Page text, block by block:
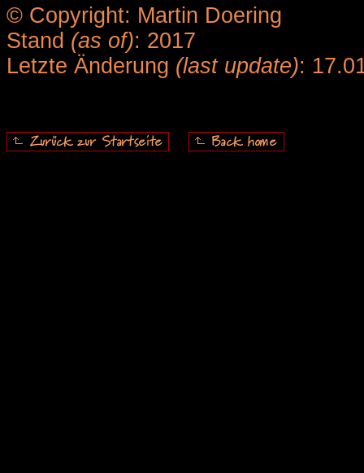
© Copyright: Martin Doering
Stand (as of): 2017
Letzte Änderung (last update):